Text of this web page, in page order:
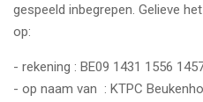
gespeeld inbegrepen. Gelieve
op:
- rekening : BE09 1431 1556
- op naam van : KTPC